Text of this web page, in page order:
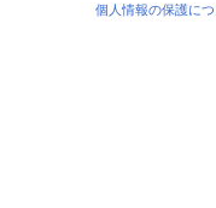
個人情報の保護に